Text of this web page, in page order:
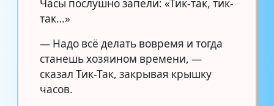
Часы послушно запели: «Тик-так, тик-
так…»
— Надо всё делать вовремя и тогда
станешь хозяином времени, —
сказал Тик-Так, закрывая крышку
часов.